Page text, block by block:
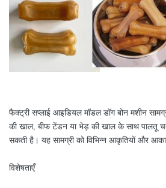
फैक्ट्री सप्लाई आइडियल मॉडल डॉग बोन मशीन
की खाल, बीफ टेंडन या भेड़ की खाल के साथ पालतू
सकती है। यह सामग्री को विभिन्न आकृतियों और
विशेषताएँ